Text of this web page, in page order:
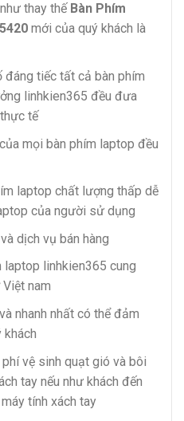
thay thế Bàn Phím
mới của quý khách là
tiếc tất cả bàn phím
linhkien365 đều đưa
tế
mọi bàn phím laptop đều
laptop chất lượng thấp dễ
của người sử dụng
dịch vụ bán hàng
laptop linhkien365 cung
nam
nhanh nhất có thể đảm
khách
vệ sinh quạt gió và bôi
tay nếu như khách đến
tính xách tay